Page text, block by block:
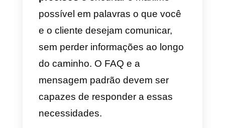
anúncio: se deseja uma imagem,
um vídeo ou um carrossel, e
quais serão os arquivos
multimídia que terá.
12) Escreva um Texto Principal